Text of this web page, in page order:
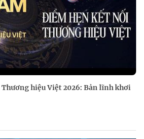
Thương hiệu Việt 2026: Bản lĩnh khơi